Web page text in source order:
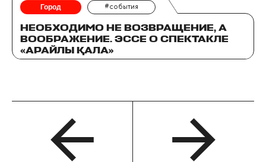
Город #события
НЕОБХОДИМО НЕ ВОЗВРАЩЕНИЕ, А
ВООБРАЖЕНИЕ. ЭССЕ О СПЕКТАКЛЕ
«АРАЙЛЫ ҚАЛА»